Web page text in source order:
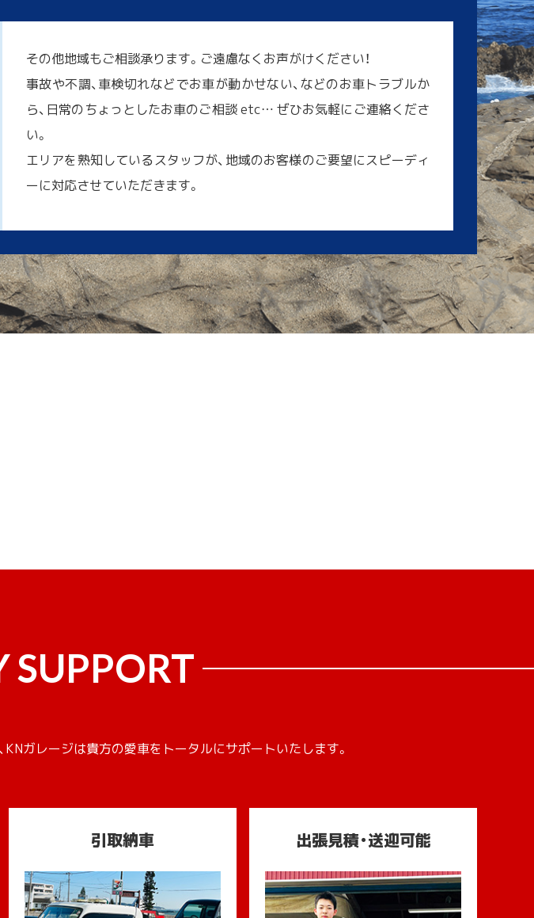
その他地域もご相談承ります。ご遠慮なくお声がけください！
事故や不調、車検切れなどでお車が動かせない、などのお車トラブルか
ら、日常のちょっとしたお車のご相談 etc… ぜひお気軽にご連絡くださ
い。
エリアを熟知しているスタッフが、地域のお客様のご要望にスピーディ
ーに対応させていただきます。
SUPPORT
ガレージは貴方の愛車をトータルにサポートいたします。
引取納車 出張見積・送迎可能